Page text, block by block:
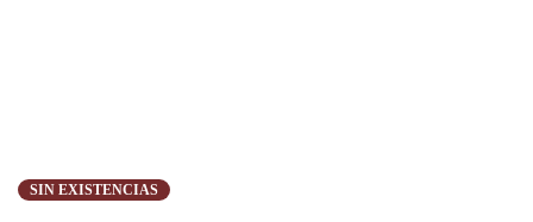
SIN EXISTENCIAS